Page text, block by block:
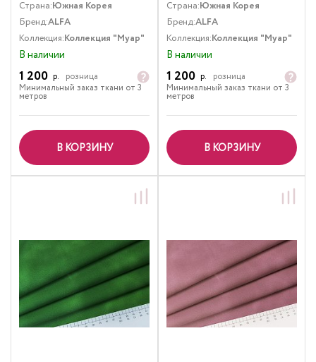
Страна:Южная Корея
Бренд:ALFA
Коллекция:Коллекция "Муар"
В наличии
1 200 р.
розница
Минимальный заказ ткани от 3
метров
В КОРЗИНУ
Страна:Южная Корея
Бренд:ALFA
Коллекция:Коллекция "Муар"
В наличии
1 200 р.
розница
Минимальный заказ ткани от 3
метров
В КОРЗИНУ